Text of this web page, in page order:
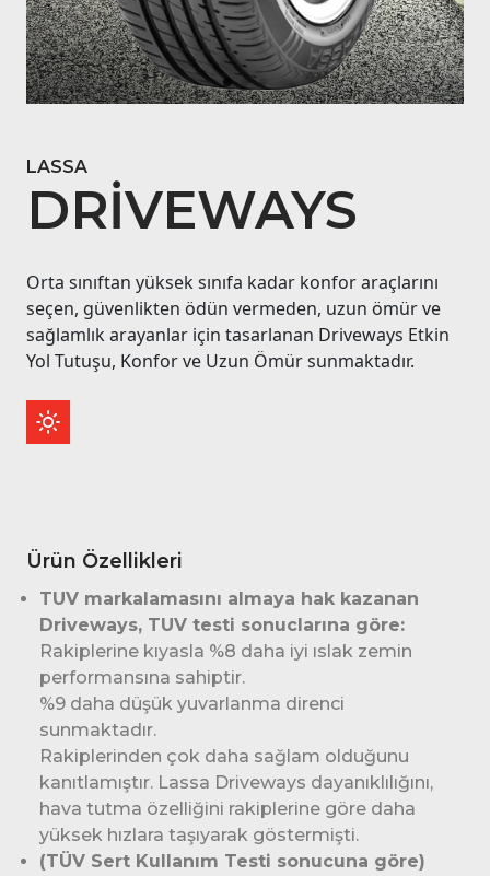
LASSA
DRIVEWAYS
Orta sınıftan yüksek sınıfa kadar konfor araçlarını
seçen, güvenlikten ödün vermeden, uzun ömür ve
sağlamlık arayanlar için tasarlanan Driveways Etkin
Yol Tutuşu, Konfor ve Uzun Ömür sunmaktadır.
Ürün Özellikleri
TUV markalamasını almaya hak kazanan
Driveways, TUV testi sonuclarına göre:
Rakiplerine kıyasla %8 daha iyi ıslak zemin
performansına sahiptir.
%9 daha düşük yuvarlanma direnci
sunmaktadır.
Rakiplerinden çok daha sağlam olduğunu
kanıtlamıştır. Lassa Driveways dayanıklılığını,
hava tutma özelliğini rakiplerine göre daha
yüksek hızlara taşıyarak göstermişti.
(TÜV Sert Kullanım Testi sonucuna göre)